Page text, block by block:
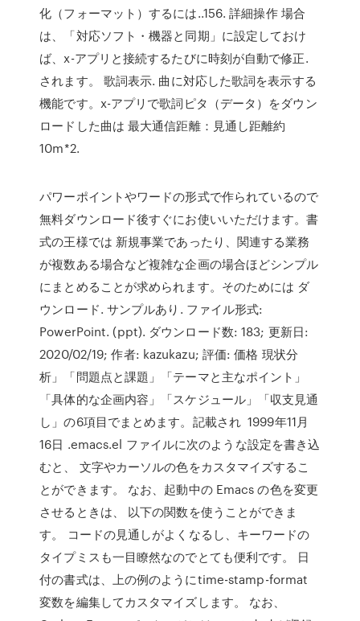
化（フォーマット）するには..156. 詳細操作 場合
は、「対応ソフト・機器と同期」に設定しておけ
ば、x-アプリと接続するたびに時刻が自動で修正.
されます。 歌詞表示. 曲に対応した歌詞を表示する
機能です。x-アプリで歌詞ピタ（データ）をダウン
ロードした曲は 最大通信距離：見通し距離約
10m*2.
パワーポイントやワードの形式で作られているので
無料ダウンロード後すぐにお使いいただけます。書
式の王様では 新規事業であったり、関連する業務
が複数ある場合など複雑な企画の場合ほどシンプル
にまとめることが求められます。そのためには ダ
ウンロード. サンプルあり. ファイル形式:
PowerPoint. (ppt). ダウンロード数: 183; 更新日:
2020/02/19; 作者: kazukazu; 評価: 価格 現状分
析」「問題点と課題」「テーマと主なポイント」
「具体的な企画内容」「スケジュール」「収支見通
し」の6項目でまとめます。記載され 1999年11月
16日 .emacs.el ファイルに次のような設定を書き込
むと、 文字やカーソルの色をカスタマイズするこ
とができます。 なお、起動中の Emacs の色を変更
させるときは、 以下の関数を使うことができま
す。 コードの見通しがよくなるし、キーワードの
タイプミスも一目瞭然なのでとても便利です。 日
付の書式は、上の例のようにtime-stamp-format
変数を編集してカスタマイズします。 なお、